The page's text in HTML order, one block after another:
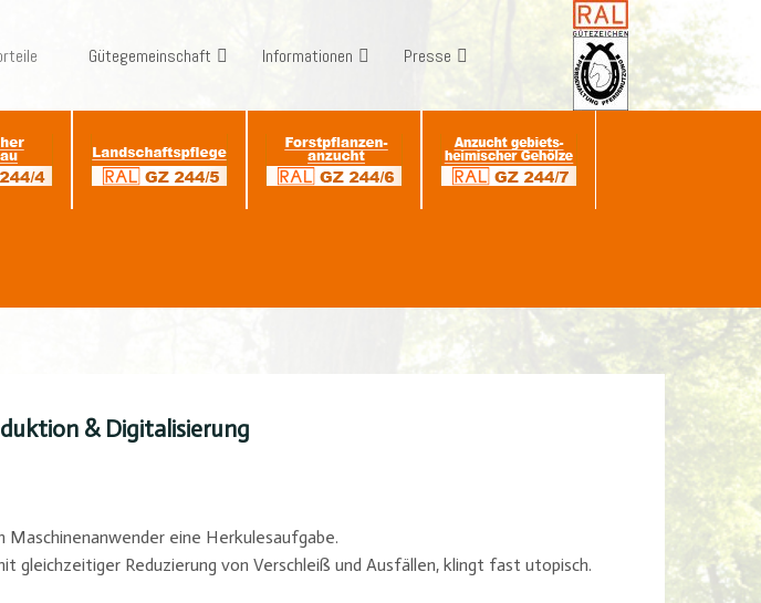
Gütegemeinschaft Informationen Presse
& Digitalisierung
eine Herkulesaufgabe.
gleichzeitiger Reduzierung von Verschleiß und Ausfällen, klingt fast utopisch.